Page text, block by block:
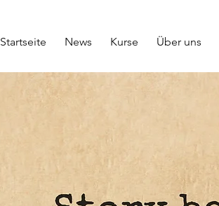
Startseite News Kurse Über uns